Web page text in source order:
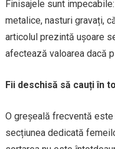
Finisajele sunt
metalice, nasturi gravați,
articolul prezintă ușoare
afectează valoarea dacă
Fii deschisă să cauți în
O greșeală frecventă
secțiunea dedicată